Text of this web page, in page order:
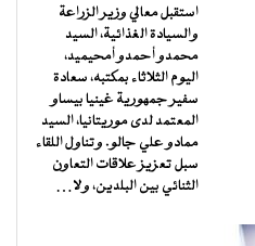
استقبل معالي وزير الزراعة
والسيادة الغذائية، السيد
محمدو أحمدو أمحيميد،
اليوم الثلاثاء بمكتبه، سعادة
سفير جمهورية غينيا بيساو
المعتمد لدى موريتانيا، السيد
ممادو علي جالو. وتناول اللقاء
سبل تعزيز علاقات التعاون
الثنائي بين البلدين، ولا…